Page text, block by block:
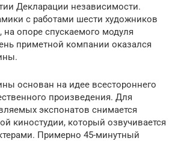
Декларации независимости.
с работами шести художников
на опоре спускаемого модуля
приметной компании оказался
основан на идее всестороннего
произведения. Для
экспонатов снимается
киностудии, который озвучивается
Примерно 45-минутный